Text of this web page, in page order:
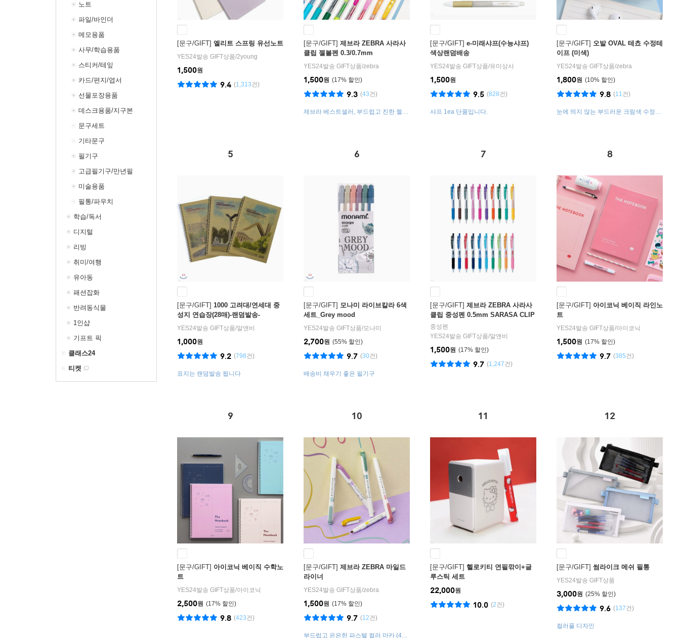
노트
파일/바인더
메모용품
사무/학습용품
스티커/테잎
카드/편지/엽서
선물포장용품
데스크용품/지구본
문구세트
기타문구
필기구
고급필기구/만년필
미술용품
필통/파우치
학습/독서
디지털
리빙
취미/여행
유아동
패션잡화
반려동식물
1인샵
기프트 픽
클래스24
티켓
[문구/GIFT] 엘리트 스프링 유선노트
YES24발송 GIFT상품/2young
1,500원
(1,313건)
9.4
[문구/GIFT] 제브라 ZEBRA 사라사
클립 젤볼펜 0.3/0.7mm
YES24발송 GIFT상품/zebra
17%
1,500원
(43건)
9.3
제브라 베스트셀러, 부드럽고 진한 젤볼
[문구/GIFT] e-미래샤프(수능샤프)
색상랜덤배송
YES24발송 GIFT상품/유미상사
1,500원
(828건)
9.5
샤프 1ea 단품입니다.
[문구/GIFT] 오발 OVAL 테쵸 수정테
이프 (미색)
YES24발송 GIFT상품/zebra
10%
1,800원
(11건)
9.8
눈에 띄지 않는 부드러운 크림색 수정테
5
[문구/GIFT] 1000 고려대/연세대 중
성지 연습장(28매)-랜덤발송-
YES24발송 GIFT상품/알앤비
1,000원
(798건)
9.2
표지는 랜덤발송 됩니다
6
[문구/GIFT] 모나미 라이브칼라 6색
세트_Grey mood
YES24발송 GIFT상품/모나미
55%
2,700원
(30건)
9.7
배송비 채우기 좋은 필기구
7
[문구/GIFT] 제브라 ZEBRA 사라사
클립 중성펜 0.5mm SARASA CLIP
중성펜
YES24발송 GIFT상품/알앤비
17%
1,500원
(1,247건)
9.7
8
[문구/GIFT] 아이코닉 베이직 라인노
트
YES24발송 GIFT상품/아이코닉
17%
1,500원
(385건)
9.7
9
[문구/GIFT] 아이코닉 베이직 수학노
트
YES24발송 GIFT상품/아이코닉
17%
2,500원
(423건)
9.8
10
[문구/GIFT] 제브라 ZEBRA 마일드
라이너
YES24발송 GIFT상품/zebra
17%
1,500원
(12건)
9.7
부드럽고 은은한 파스텔 컬러 마카 (40
11
[문구/GIFT] 헬로키티 연필깎이+글
루스틱 세트
22,000원
(2건)
10.0
12
[문구/GIFT] 썸라이크 메쉬 필통
YES24발송 GIFT상품
25%
3,000원
(137건)
9.6
컬러풀 디자인